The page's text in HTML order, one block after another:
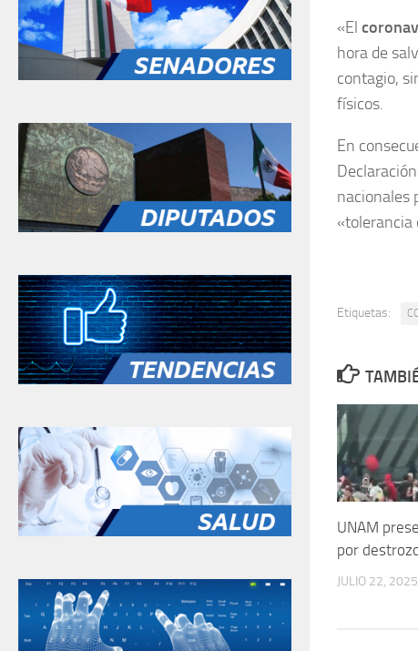
«El
hora de
contagio,
físicos.
En
nacionales
«tolerancia
Etiquetas:
UNAM
por
JULIO 22, 2025